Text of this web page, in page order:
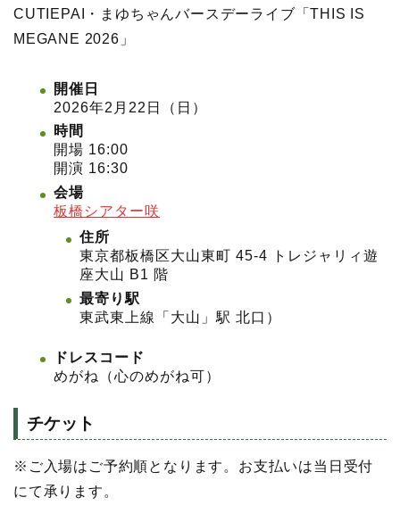
CUTIEPAI・まゆちゃんバースデーライブ「THIS IS
MEGANE 2026」
開催日
2026年2月22日（日）
時間
開場 16:00
開演 16:30
会場
板橋シアター咲
住所
東京都板橋区大山東町 45-4 トレジャリィ遊
座大山 B1 階
最寄り駅
東武東上線「大山」駅 北口）
ドレスコード
めがね（心のめがね可）
チケット
※ご入場はご予約順となります。お支払いは当日受付
にて承ります。